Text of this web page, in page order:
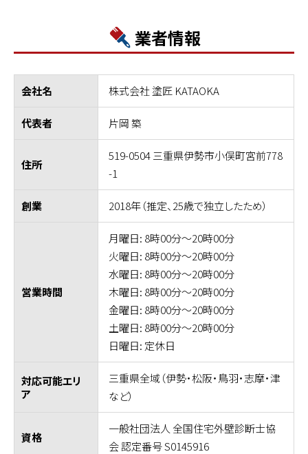
業者情報
会社名 株式会社 塗匠 KATAOKA
代表者 片岡 築
住所
519-0504 三重県伊勢市小俣町宮前778
-1
創業 2018年（推定、25歳で独立したため）
営業時間
月曜日: 8時00分～20時00分
火曜日: 8時00分～20時00分
水曜日: 8時00分～20時00分
木曜日: 8時00分～20時00分
金曜日: 8時00分～20時00分
土曜日: 8時00分～20時00分
日曜日: 定休日
対応可能エリ
ア
三重県全域（伊勢・松阪・鳥羽・志摩・津
など）
資格
一般社団法人 全国住宅外壁診断士協
会 認定番号 S0145916